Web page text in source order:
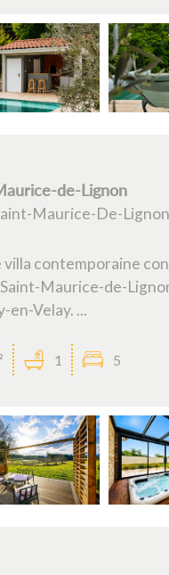
de-Lignon
Maurice-De-Lignon
contemporaine
Maurice-de-
en-Velay. ...
1 5